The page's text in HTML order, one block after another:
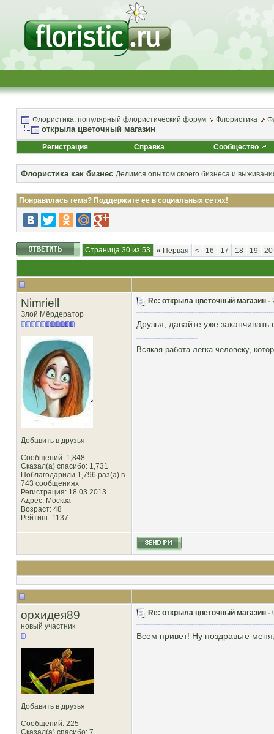
Флористика: популярный флористический форум Флористика
открыла цветочный магазин
Регистрация Справка Сообщество
Флористика как бизнес Делимся опытом своего бизнеса и
Понравилась тема? Поддержите ее в социальных сетях!
Страница 30 из 53 « Первая < 16 17 18 19 20
Nimriell
Злой Мёрдератор
Добавить в друзья
Сообщений: 1,848
Сказал(а) спасибо: 1,731
Поблагодарили 1,796 раз(а) в
743 сообщениях
Регистрация: 18.03.2013
Адрес: Москва
Возраст: 48
Рейтинг: 1137
Re: открыла цветочный магазин -
Друзья, давайте уже
Всякая работа легка человеку,
орхидея89
новый участник
Добавить в друзья
Сообщений: 225
Сказал(а) спасибо: 7
Re: открыла цветочный магазин -
Всем привет! Ну поздравьте